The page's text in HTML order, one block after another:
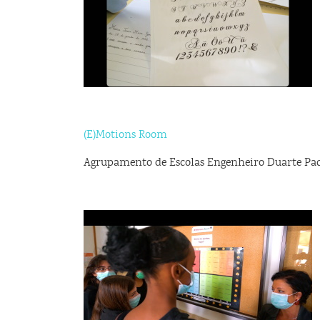
(E)Motions Room
Agrupamento de Escolas Engenheiro Duarte